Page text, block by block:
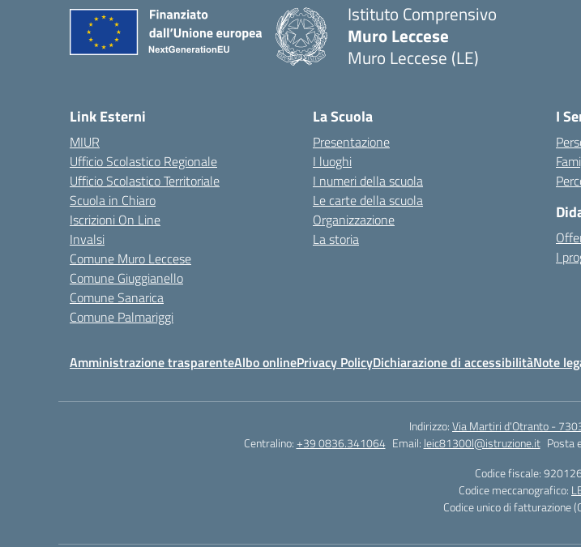
Istituto Comprensivo
Muro Leccese
Muro Leccese (LE)
Link Esterni
MIUR
Ufficio Scolastico Regionale
Ufficio Scolastico Territoriale
Scuola in Chiaro
Iscrizioni On Line
Invalsi
Comune Muro Leccese
Comune Giuggianello
Comune Sanarica
Comune Palmariggi
La Scuola
Presentazione
I luoghi
I numeri della scuola
Le carte della scuola
Organizzazione
La storia
I
I
Amministrazione trasparenteAlbo onlinePrivacy PolicyDichiarazione di accessibilitàNote
Indirizzo:Via Martiri d'Otranto -
Centralino:+39 0836.341064 Email: leic81300l@istruzione.it Posta
Codice fiscale:
Codice meccanografico:
Codice unico di fatturazione